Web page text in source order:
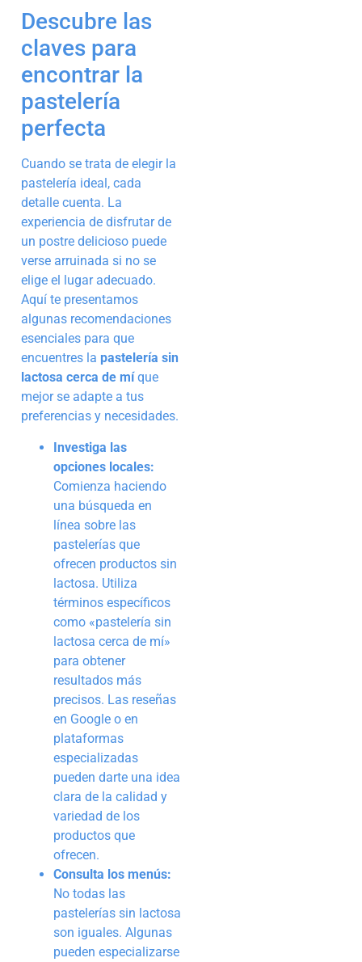
Descubre las
claves para
encontrar la
pastelería
perfecta
Cuando se trata de elegir la
pastelería ideal, cada
detalle cuenta. La
experiencia de disfrutar de
un postre delicioso puede
verse arruinada si no se
elige el lugar adecuado.
Aquí te presentamos
algunas recomendaciones
esenciales para que
encuentres la pastelería sin
lactosa cerca de míque
mejor se adapte a tus
preferencias y necesidades.
Investiga las
opciones locales:
Comienza haciendo
una búsqueda en
línea sobre las
pastelerías que
ofrecen productos sin
lactosa. Utiliza
términos específicos
como «pastelería sin
lactosa cerca de mí»
para obtener
resultados más
precisos. Las reseñas
en Google o en
plataformas
especializadas
pueden darte una idea
clara de la calidad y
variedad de los
productos que
ofrecen.
Consulta los menús:
No todas las
pastelerías sin lactosa
son iguales. Algunas
pueden especializarse